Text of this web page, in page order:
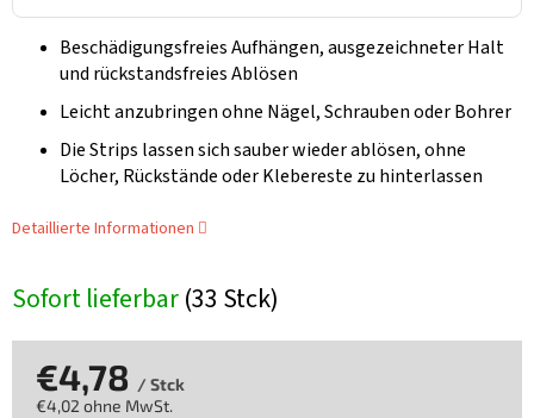
Sofort lieferbar(33 Stck)
Beschädigungsfreies Aufhängen, ausgezeichneter Halt
und rückstandsfreies Ablösen
Leicht anzubringen ohne Nägel, Schrauben oder Bohrer
Die Strips lassen sich sauber wieder ablösen, ohne
Löcher, Rückstände oder Klebereste zu hinterlassen
Detaillierte Informationen
€4,78 / Stck
€4,02 ohne MwSt.